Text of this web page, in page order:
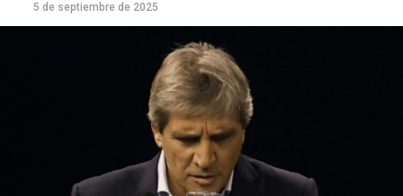
5 de septiembre de 2025